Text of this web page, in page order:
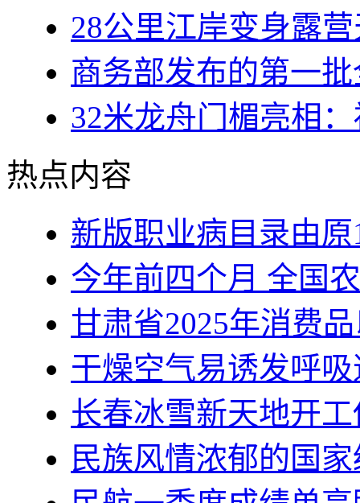
28公里江岸变身露
商务部发布的第一
32米龙舟门楣亮相
热点内容
新版职业病目录由原
今年前四个月 全国
甘肃省2025年消费
干燥空气易诱发呼
长春冰雪新天地开
民族风情浓郁的国